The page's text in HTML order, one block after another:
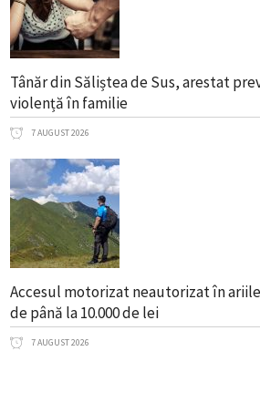
Tânăr din Săliștea de Sus, arestat
violență în familie
7 AUGUST 2026
Accesul motorizat neautorizat în
de până la 10.000 de lei
7 AUGUST 2026